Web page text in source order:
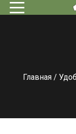
Главная/